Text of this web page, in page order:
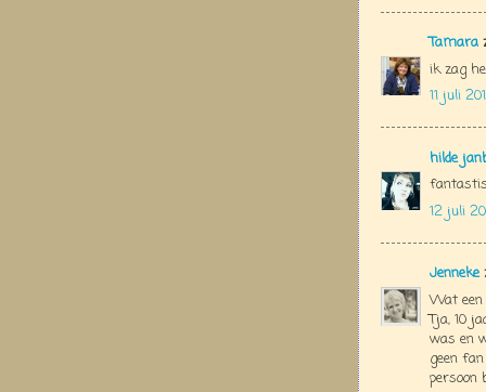
Tamara
ik zag
11 juli
hilde
12 juli
Jenneke
Wat een
Tja, 10
was en
geen
persoon